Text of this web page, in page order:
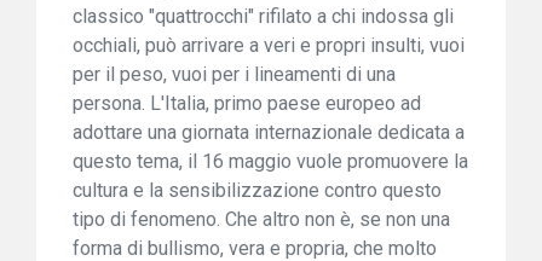
classico "quattrocchi" rifilato a chi indossa gli
occhiali, può arrivare a veri e propri insulti, vuoi
per il peso, vuoi per i lineamenti di una
persona. L'Italia, primo paese europeo ad
adottare una giornata internazionale dedicata a
questo tema, il 16 maggio vuole promuovere la
cultura e la sensibilizzazione contro questo
tipo di fenomeno. Che altro non è, se non una
forma di bullismo, vera e propria, che molto